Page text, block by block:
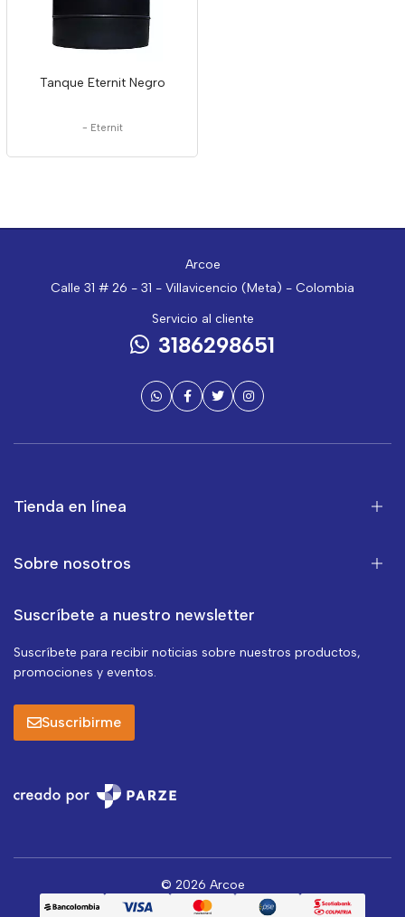
Tanque Eternit Negro
- Eternit
Arcoe
Calle 31 # 26 - 31 - Villavicencio (Meta) - Colombia
Servicio al cliente
3186298651
Tienda en línea
Sobre nosotros
Suscríbete a nuestro newsletter
Suscríbete para recibir noticias sobre nuestros productos,
promociones y eventos.
Suscribirme
© 2026 Arcoe